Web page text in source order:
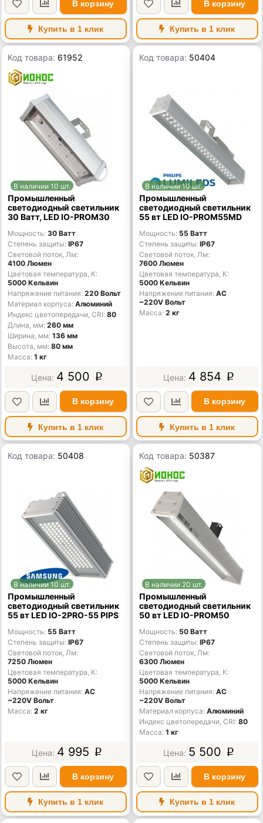
В корзину
Купить в 1 клик
В корзину
Купить в 1 клик
Код товара: 61952
В наличии 10 шт.
Промышленный
светодиодный светильник
30 Ватт, LED IO-PROM30
Мощность 30 Ватт
Степень защиты IP67
Световой поток, Лм
4100 Люмен
Цветовая температура, К
5000 Кельвин
Напряжение питания 220 Вольт
Материал корпуса Алюминий
Индекс цветопередачи, CRI 80
Длина, мм 260 мм
Ширина, мм 136 мм
Высота, мм 80 мм
Масса 1 кг
4 500 p
В корзину
Купить в 1 клик
Код товара: 50404
В наличии 10 шт.
Промышленный
светодиодный светильник
55 вт LED IO-PROM55MD
Мощность 55 Ватт
Степень защиты IP67
Световой поток, Лм
7600 Люмен
Цветовая температура, К
5000 Кельвин
Напряжение питания AC
~220V Вольт
Масса 2 кг
4 854 p
В корзину
Купить в 1 клик
Код товара: 50408
В наличии 10 шт.
Промышленный
светодиодный светильник
55 вт LED IO-2PRO-55 PIPS
Мощность 55 Ватт
Степень защиты IP67
Световой поток, Лм
7250 Люмен
Цветовая температура, К
5000 Кельвин
Напряжение питания AC
~220V Вольт
Масса 2 кг
4 995 p
В корзину
Купить в 1 клик
Код товара: 50387
В наличии 20 шт.
Промышленный
светодиодный светильник
50 вт LED IO-PROM50
Мощность 50 Ватт
Степень защиты IP67
Световой поток, Лм
6300 Люмен
Цветовая температура, К
5000 Кельвин
Напряжение питания AC
~220V Вольт
Материал корпуса Алюминий
Индекс цветопередачи, CRI 80
Масса 1 кг
5 500 p
В корзину
Купить в 1 клик